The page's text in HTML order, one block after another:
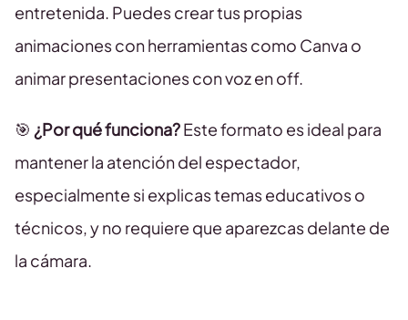
entretenida. Puedes crear tus propias
animaciones con herramientas como Canva o
animar presentaciones con voz en off.
🎯 ¿Por qué funciona?Este formato es ideal para
mantener la atención del espectador,
especialmente si explicas temas educativos o
técnicos, y no requiere que aparezcas delante de
la cámara.